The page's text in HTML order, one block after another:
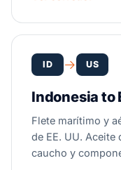
ID US
Indonesia to
Flete marítimo y
de EE. UU. Aceite
caucho y